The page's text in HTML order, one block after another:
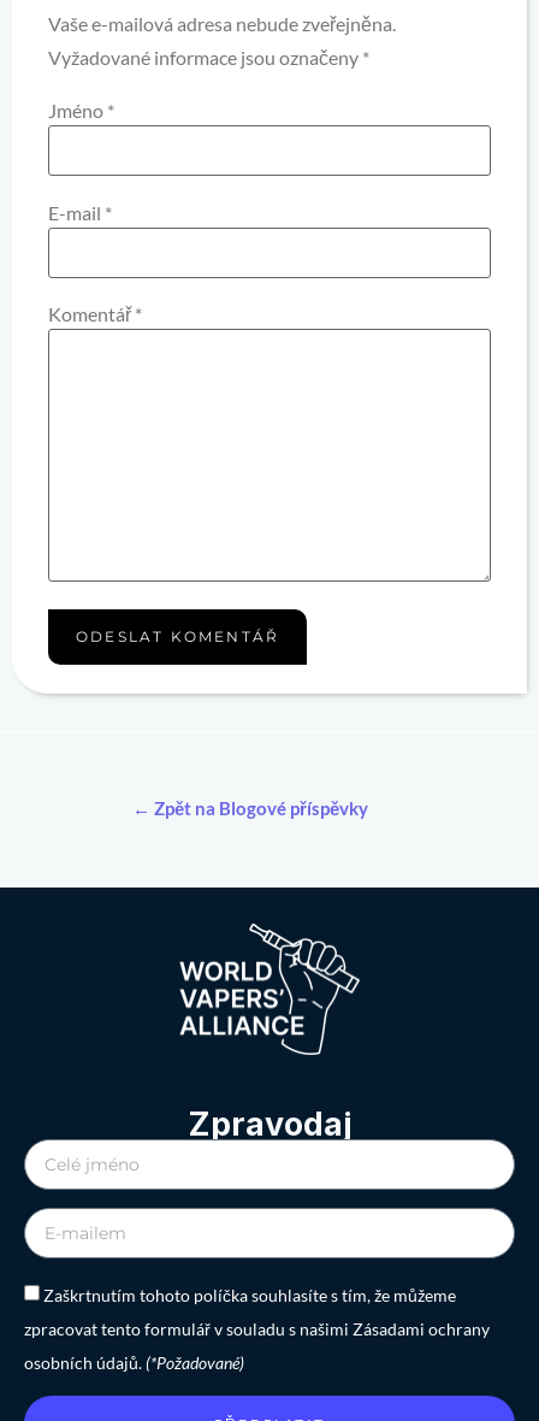
Vaše e-mailová adresa nebude zveřejněna.
Vyžadované informace jsou označeny *
Jméno *
E-mail *
Komentář*
← Zpět na Blogové příspěvky
Zpravodaj
Zaškrtnutím tohoto políčka souhlasíte s tím, že můžeme
zpracovat tento formulář v souladu s našimi Zásadami ochrany
osobních údajů.(*Požadované)